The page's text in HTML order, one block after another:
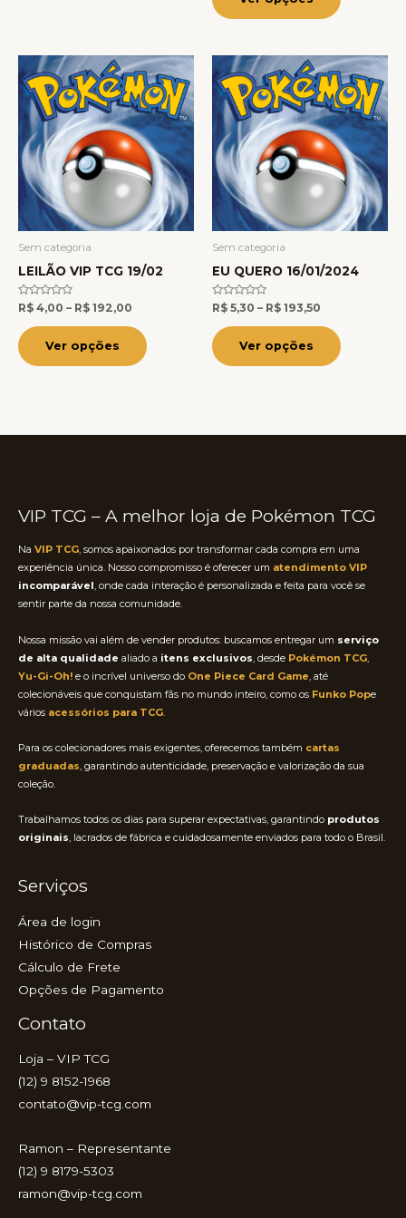
Sem categoria
LEILÃO VIP TCG 19/02
Avaliação
0
5
R$ 4,00 – R$ 192,00
Price
range:
R$ 4,00
through
R$ 192,00
Ver opções
Este
produto
tem
várias
variantes.
As
opções
podem
escolhidas
do
Sem categoria
EU QUERO 16/01/2024
Avaliação
0
5
R$ 5,30 – R$ 193,50
Price
range:
R$ 5,30
through
R$ 193,50
Ver opções
Este
produto
tem
várias
variantes.
As
opções
podem
escolhidas
do
VIP TCG – A melhor loja de Pokémon TCG
Na VIP TCG, somos apaixonados por transformar cada compra em uma
experiência única. Nosso compromisso é oferecer um atendimento VIP
incomparável, onde cada interação é personalizada e feita para você se
sentir parte da nossa comunidade.
Nossa missão vai além de vender produtos: buscamos entregar um serviço
de alta qualidade aliado a itens exclusivos , desde Pokémon TCG
Yu-Gi-Oh! e o incrível universo do One Piece Card Game , até
colecionáveis que conquistam fãs no mundo inteiro, como os Funko Pope
vários acessórios para TCG
Para os colecionadores mais exigentes, oferecemos também cartas
graduadas, garantindo autenticidade, preservação e valorização da sua
coleção.
Trabalhamos todos os dias para superar expectativas, garantindo produtos
originais, lacrados de fábrica e cuidadosamente enviados para todo o Brasil.
Serviços
Área de login
Histórico de Compras
Cálculo de Frete
Opções de Pagamento
Contato
Loja – VIP TCG
(12) 9 8152-1968
contato@vip-tcg.com
Ramon – Representante
(12) 9 8179-5303
ramon@vip-tcg.com